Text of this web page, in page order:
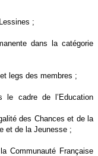
;
dans la catégorie
legs des membres ;
le cadre de l’Education
des Chances et de la
et de la Jeunesse ;
Communauté Française